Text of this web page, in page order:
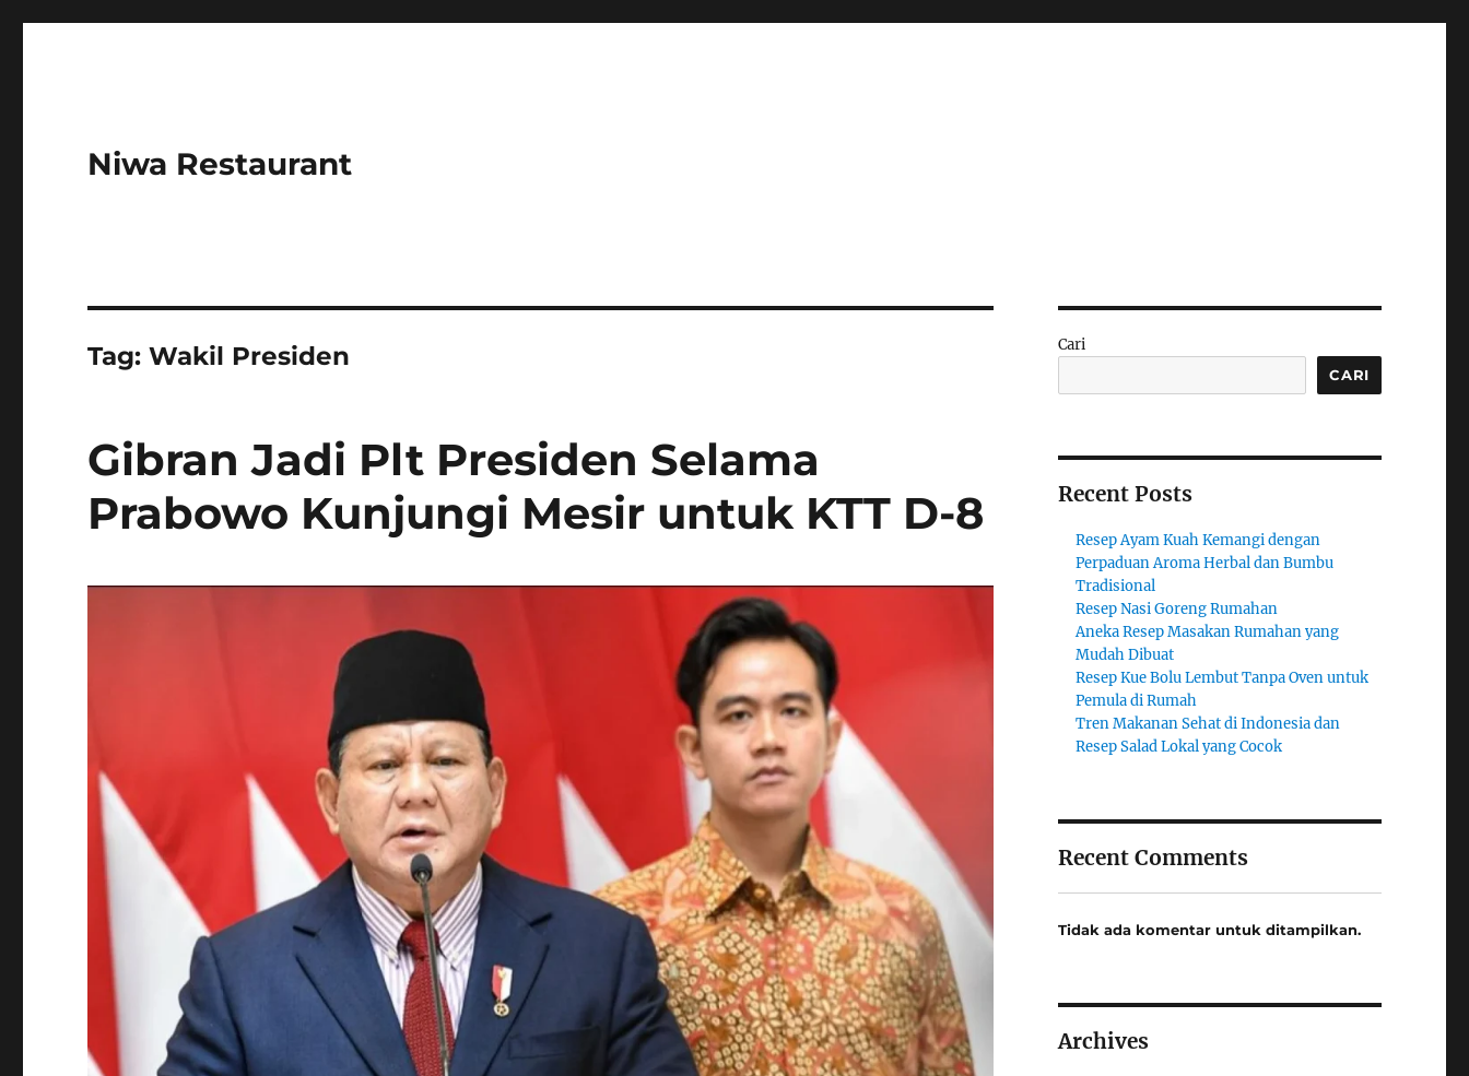
Niwa Restaurant
Tag:Wakil Presiden
Gibran Jadi Plt Presiden Selama
Prabowo Kunjungi Mesir untuk KTT D-8
Cari
CARI
Recent Posts
Resep Ayam Kuah Kemangi dengan
Perpaduan Aroma Herbal dan Bumbu
Tradisional
Resep Nasi Goreng Rumahan
Aneka Resep Masakan Rumahan yang
Mudah Dibuat
Resep Kue Bolu Lembut Tanpa Oven untuk
Pemula di Rumah
Tren Makanan Sehat di Indonesia dan
Resep Salad Lokal yang Cocok
Recent Comments
Tidak ada komentar untuk ditampilkan.
Archives